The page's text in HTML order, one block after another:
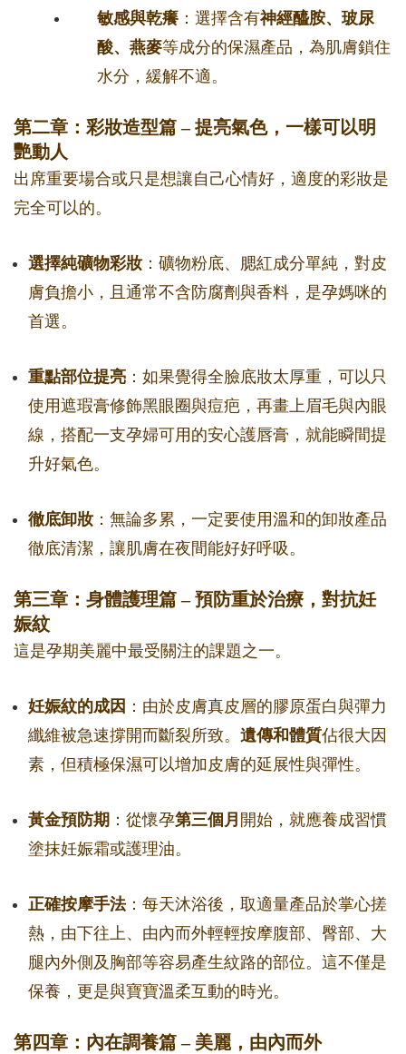
敏感與乾癢 ：選擇含有神經醯胺、玻尿
酸、燕麥等成分的保濕產品，為肌膚鎖住
水分，緩解不適。
第二章：彩妝造型篇 – 提亮氣色，一樣可以明
艷動人
出席重要場合或只是想讓自己心情好，適度的彩妝是
完全可以的。
選擇純礦物彩妝 ：礦物粉底、腮紅成分單純，對皮
膚負擔小，且通常不含防腐劑與香料，是孕媽咪的
首選。
重點部位提亮 ：如果覺得全臉底妝太厚重，可以只
使用遮瑕膏修飾黑眼圈與痘疤，再畫上眉毛與內眼
線，搭配一支孕婦可用的安心護唇膏，就能瞬間提
升好氣色。
徹底卸妝 ：無論多累，一定要使用溫和的卸妝產品
徹底清潔，讓肌膚在夜間能好好呼吸。
第三章：身體護理篇 – 預防重於治療，對抗妊
娠紋
這是孕期美麗中最受關注的課題之一。
妊娠紋的成因 ：由於皮膚真皮層的膠原蛋白與彈力
纖維被急速撐開而斷裂所致。 遺傳和體質佔很大因
素，但積極保濕可以增加皮膚的延展性與彈性。
黃金預防期 ：從懷孕第三個月 開始，就應養成習慣
塗抹妊娠霜或護理油。
正確按摩手法：每天沐浴後，取適量產品於掌心搓
熱，由下往上、由內而外輕輕按摩腹部、臀部、大
腿內外側及胸部等容易產生紋路的部位。這不僅是
保養，更是與寶寶溫柔互動的時光。
第四章：內在調養篇 – 美麗，由內而外